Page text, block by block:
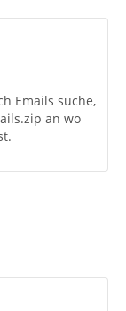
Emails suche,
an wo